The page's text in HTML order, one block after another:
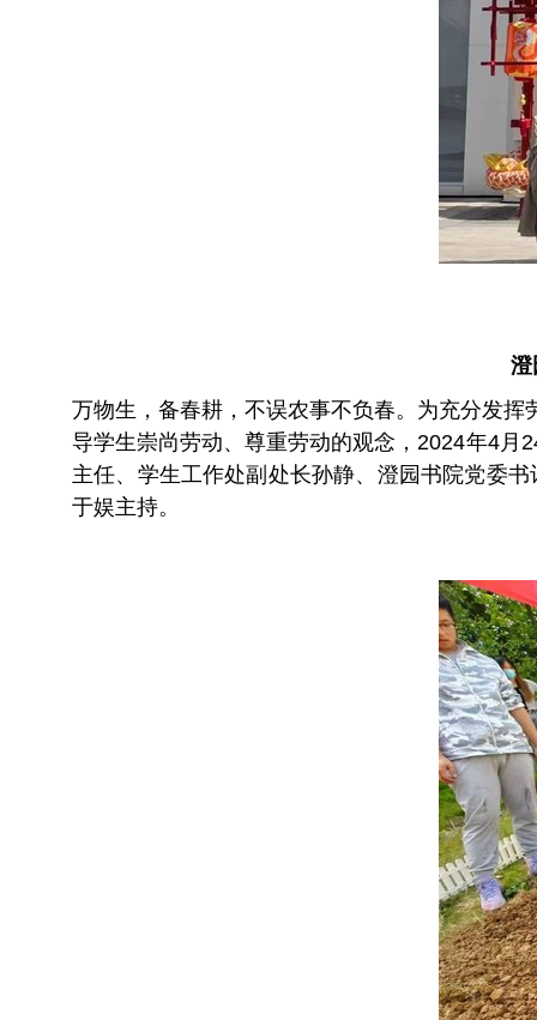
澄
万物生，备春耕，不误农事不负春。为充分发挥
导学生崇尚劳动、尊重劳动的观念，2024年4月
主任、学生工作处副处长孙静、澄园书院党委
于娱主持。